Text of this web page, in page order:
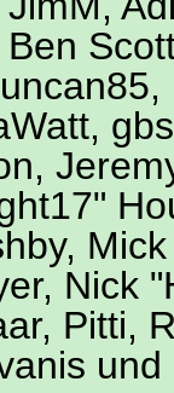
Nick
Pitti,
und